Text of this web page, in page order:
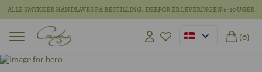
ALLE SMYKKER HÅNDLAVES PÅ BESTILLING. DERFOR ER LEVERINGEN 6-10 UGER
(0)